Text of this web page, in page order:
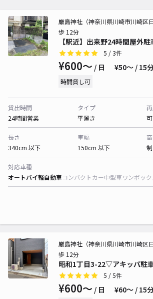
【駅近】出来野24時間屋外駐
厳島神社（神奈川県川崎市川崎区
歩 12分
5 / 3件
¥600〜 / 日 ¥50〜 / 15
時間貸し可
貸出時間
24時間営業
タイプ
平置き
可
長さ
340cm 以下
車幅
150cm 以下
対応車種
オートバイ軽自動車コンパクトカー中型車ワンボック
昭和1丁目3-22▽アキッパ駐
厳島神社（神奈川県川崎市川崎区
歩 12分
5 / 5件
¥600〜 / 日 ¥60〜 / 15